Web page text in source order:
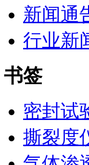
新闻通
行业新
书签
密封试
撕裂度